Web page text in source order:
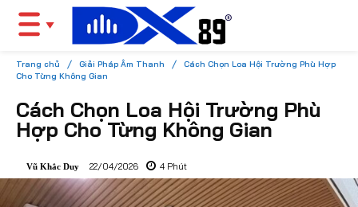
Trang chủ Giải Pháp Âm Thanh
Cách Chọn Loa Hội Trường Phù Hợp
Cho Từng Không Gian
Cách Chọn Loa Hội Trường Phù
Hợp Cho Từng Không Gian
Vũ Khắc Duy 22/04/2026 4 Phút